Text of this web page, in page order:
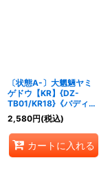
〔状態A-〕大魍魎ヤミ
ゲドウ【KR】{DZ-
TB01/KR18}《バディフ
ァイト》
2,580円(税込)
カートに入れる